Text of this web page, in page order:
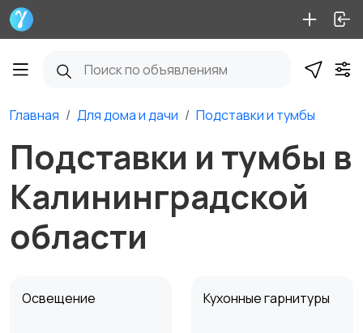
Главная Для дома и дачи Подставки и тумбы
Подставки и тумбы в
Калининградской
области
Освещение Кухонные гарнитуры